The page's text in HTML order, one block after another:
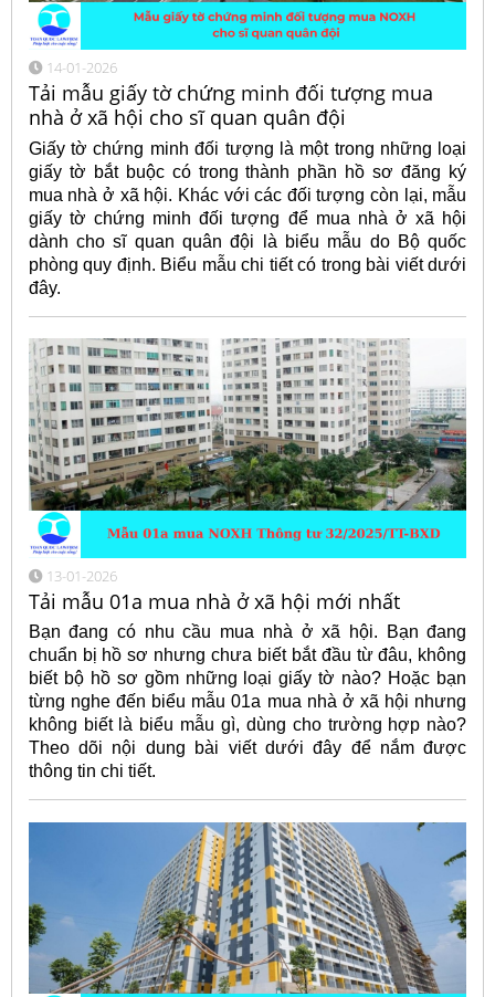
14-01-2026
Tải mẫu giấy tờ chứng minh đối tượng mua
nhà ở xã hội cho sĩ quan quân đội
Giấy tờ chứng minh đối tượng là một trong những loại
giấy tờ bắt buộc có trong thành phần hồ sơ đăng ký
mua nhà ở xã hội. Khác với các đối tượng còn lại, mẫu
giấy tờ chứng minh đối tượng để mua nhà ở xã hội
dành cho sĩ quan quân đội là biểu mẫu do Bộ quốc
phòng quy định. Biểu mẫu chi tiết có trong bài viết dưới
đây.
13-01-2026
Tải mẫu 01a mua nhà ở xã hội mới nhất
Bạn đang có nhu cầu mua nhà ở xã hội. Bạn đang
chuẩn bị hồ sơ nhưng chưa biết bắt đầu từ đâu, không
biết bộ hồ sơ gồm những loại giấy tờ nào? Hoặc bạn
từng nghe đến biểu mẫu 01a mua nhà ở xã hội nhưng
không biết là biểu mẫu gì, dùng cho trường hợp nào?
Theo dõi nội dung bài viết dưới đây để nắm được
thông tin chi tiết.